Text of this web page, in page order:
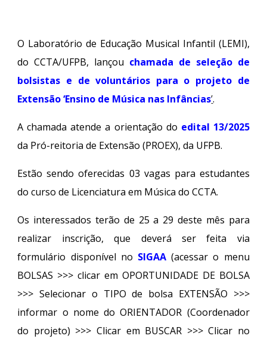
O Laboratório de Educação Musical Infantil (LEMI),
do CCTA/UFPB, lançou chamada de seleção de
bolsistas e de voluntários para o projeto de
Extensão ‘Ensino de Música nas Infâncias’.
A chamada atende a orientação do edital 13/2025
da Pró-reitoria de Extensão (PROEX), da UFPB.
Estão sendo oferecidas 03 vagas para estudantes
do curso de Licenciatura em Música do CCTA.
Os interessados terão de 25 a 29 deste mês para
realizar inscrição, que deverá ser feita via
formulário disponível no SIGAA(acessar o menu
BOLSAS >>> clicar em OPORTUNIDADE DE BOLSA
>>> Selecionar o TIPO de bolsa EXTENSÃO >>>
informar o nome do ORIENTADOR (Coordenador
do projeto) >>> Clicar em BUSCAR >>> Clicar no